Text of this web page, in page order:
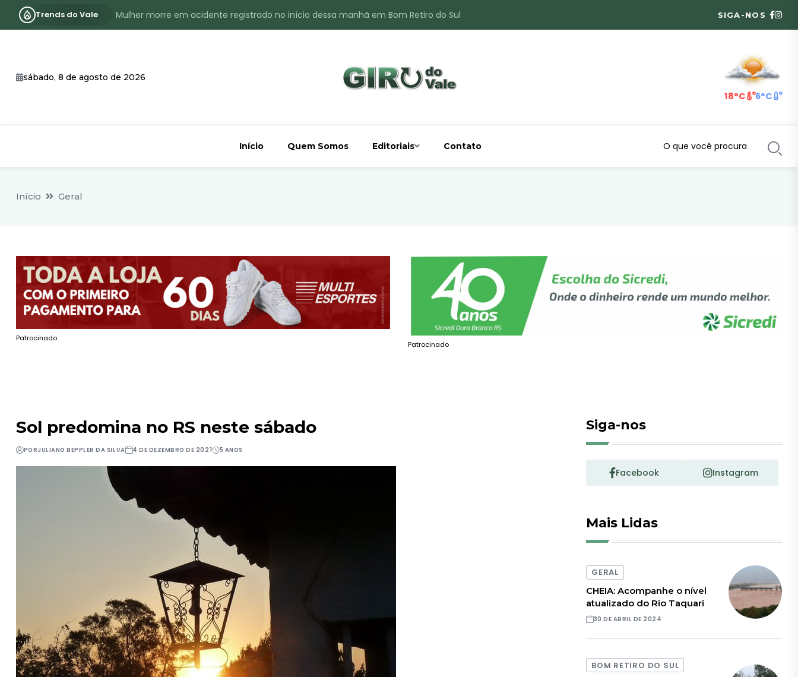
Trends do Vale
Mulher morre em acidente registrado no início dessa manhã em Bom Retiro do Sul
Identificado o jovem assassinado no interior de Bom Retiro do Sul
SIGA-NOS
sábado, 8 de agosto de 2026
18°C 6°C
Início Quem Somos Editoriais Contato
Início Geral
Patrocinado
Patrocinado
Sol predomina no RS neste sábado
PORJULIANO BEPPLER DA SILVA 4 DE DEZEMBRO DE 2021 5 ANOS
Siga-nos
Facebook Instagram
Mais Lidas
GERAL
CHEIA: Acompanhe o nível
atualizado do Rio Taquari
30 DE ABRIL DE 2024
BOM RETIRO DO SUL